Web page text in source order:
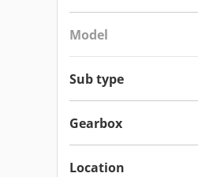
Model
Sub type
Gearbox
Location